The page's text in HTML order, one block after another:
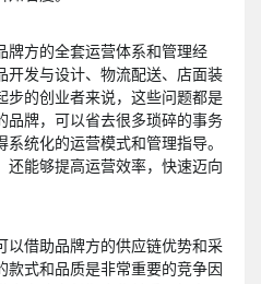
牌方的全套运营体系和管理经
开发与设计、物流配送、店面装
步的创业者来说，这些问题都是
品牌，可以省去很多琐碎的事务
统化的运营模式和管理指导。
还能够提高运营效率，快速迈向
以借助品牌方的供应链优势和采
款式和品质是非常重要的竞争因